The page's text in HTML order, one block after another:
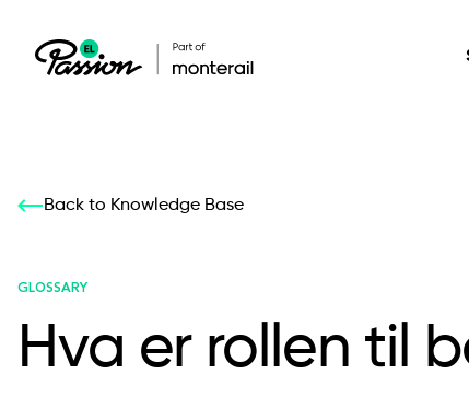
Our services: build,
All services
Our services: build,
Back to Knowledge Base
GLOSSARY
Hva er rollen til